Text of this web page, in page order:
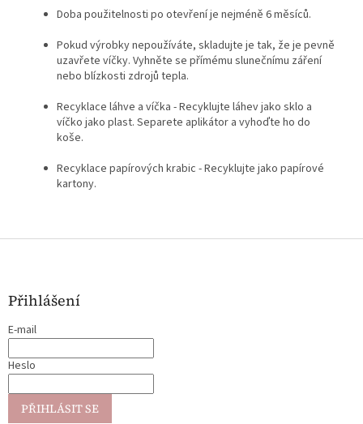
Doba použitelnosti po otevření je nejméně 6 měsíců.
Pokud výrobky nepoužíváte, skladujte je tak, že je pevně
uzavřete víčky. Vyhněte se přímému slunečnímu záření
nebo blízkosti zdrojů tepla.
Recyklace láhve a víčka - Recyklujte láhev jako sklo a
víčko jako plast. Separete aplikátor a vyhoďte ho do
koše.
Recyklace papírových krabic - Recyklujte jako papírové
kartony.
Z
Přihlášení
E-mail
Heslo
PŘIHLÁSIT SE